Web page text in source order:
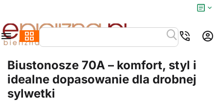
Biustonosze 70A – komfort, styl i
idealne dopasowanie dla drobnej
sylwetki